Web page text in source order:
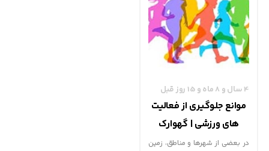
4 سال و 8 ماه و 15 روز قبل
موانع جلوگیری از فعالیت
های ورزشی | گهوارک
در بعضی از شهرها و مناطق، زمین